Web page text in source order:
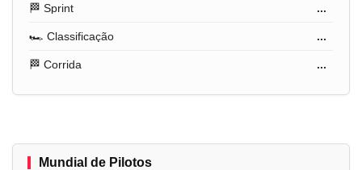
🏁 Sprint ...
🏎️ Classificação ...
🏁 Corrida ...
Mundial de Pilotos